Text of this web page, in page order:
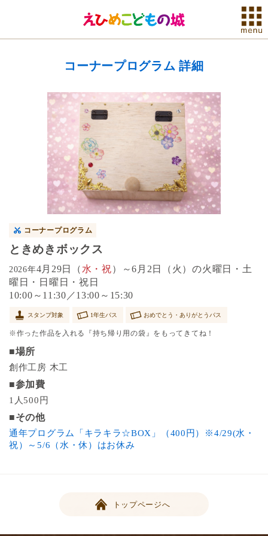
コーナープログラム 詳細
コーナープログラム
ときめきボックス
2026年4月29日（ 水・祝）～6月2日（火）の火曜日・土
曜日・日曜日・祝日
10:00～11:30／13:00～15:30
スタンプ対象 1年生パス おめでとう・ありがとうパス
※作った作品を入れる『持ち帰り用の袋』をもってきてね！
■場所
創作工房 木工
■参加費
1人500円
■その他
通年プログラム「キラキラ☆BOX」（400円）※4/29(水・
祝）～5/6（水・休）はお休み
トップページへ